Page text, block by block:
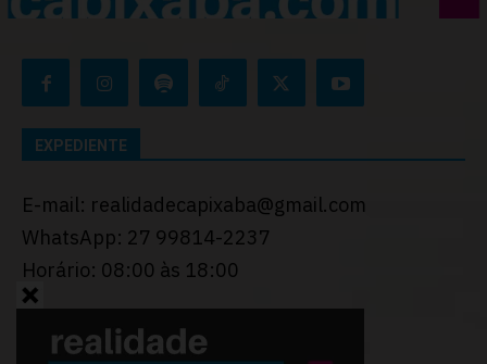
EXPEDIENTE
E-mail: realidadecapixaba@gmail.com
WhatsApp: 27 99814-2237
Horário: 08:00 às 18:00